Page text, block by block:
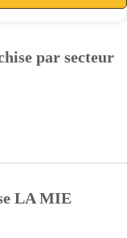
par secteur
LA MIE